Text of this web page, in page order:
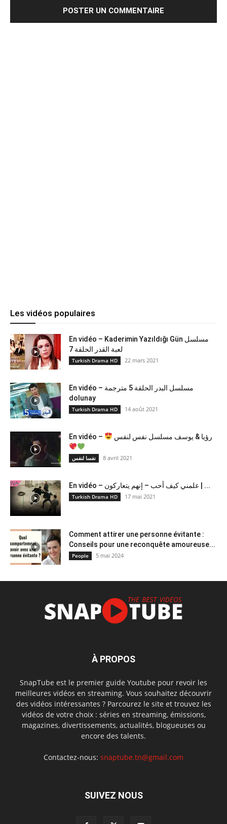
Les vidéos populaires
En vidéo – Kaderimin Yazıldığı Gün مسلسل
لعبة القدر الحلقة 7
Turkish Drama HD 22 mars 2021
En vidéo – مسلسل البدر الحلقة 5 مترجمة
dolunay
Turkish Drama HD 14 août 2021
En vidéo – رؤيا & يوسف مسلسل نفس لنفس
نفسا لنفس 8 avril 2021
En vidéo – علمني كيف أحب – إنهم يتعاركون ​| ...
Turkish Drama HD 17 mai 2021
Comment attirer une personne évitante :
Conseils pour une reconquête amoureuse...
People 5 mai 2024
À PROPOS
SnapTube est le premier guide Youtube pour revoir les
meilleures vidéos en streaming. Vous souhaitez découvrir
des vidéos intéressantes ? Parcourez le site et trouvez les
vidéos de votre choix : séries en streaming, émissions,
magazines, divertissements, actualités, blogueuses ou
encore des talents.
Contactez-nous: snaptube.tn@gmail.com
SUIVEZ NOUS